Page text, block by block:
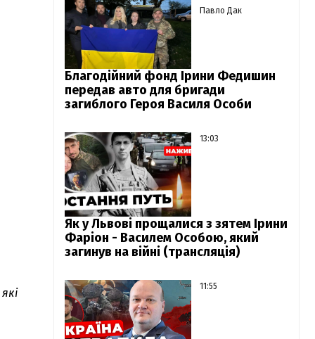
Павло Дак
Благодійний фонд Ірини Федишин
передав авто для бригади
загиблого Героя Василя Особи
13:03
Як у Львові прощалися з зятем Ірини
Фаріон - Василем Особою, який
загинув на війні (трансляція)
11:55